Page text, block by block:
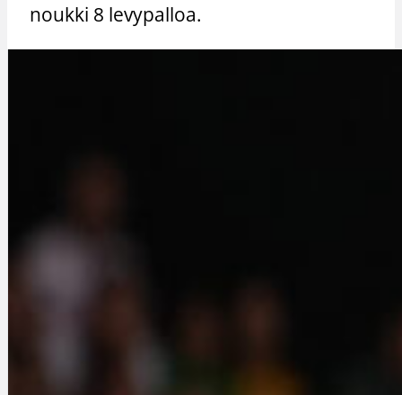
noukki 8 levypalloa.